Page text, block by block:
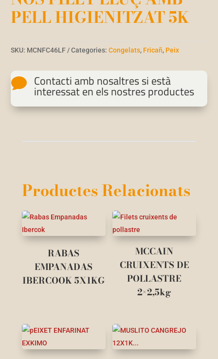
PELL HIGIENITZAT 5K
SKU: MCNFC46LF Categories:Congelats, Fricañ, Peix
 Contacti amb nosaltres si està
interessat en els nostres productes
Productes Relacionats
RABAS
EMPANADAS
IBERCOOK 5X1KG
MCCAIN
CRUIXENTS DE
POLLASTRE
2×2,5kg